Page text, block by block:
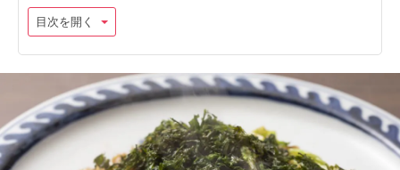
目次を開く